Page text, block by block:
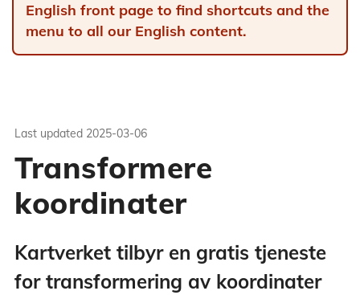
English front page to find shortcuts and the
menu to all our English content.
Last updated 2025-03-06
Transformere
koordinater
Kartverket tilbyr en gratis tjeneste
for transformering av koordinater